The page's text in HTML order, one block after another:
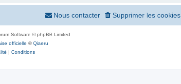
Supprimer les cookies
Nous contacter
Software © phpBB Limited
officielle ©Qiaeru
| Conditions